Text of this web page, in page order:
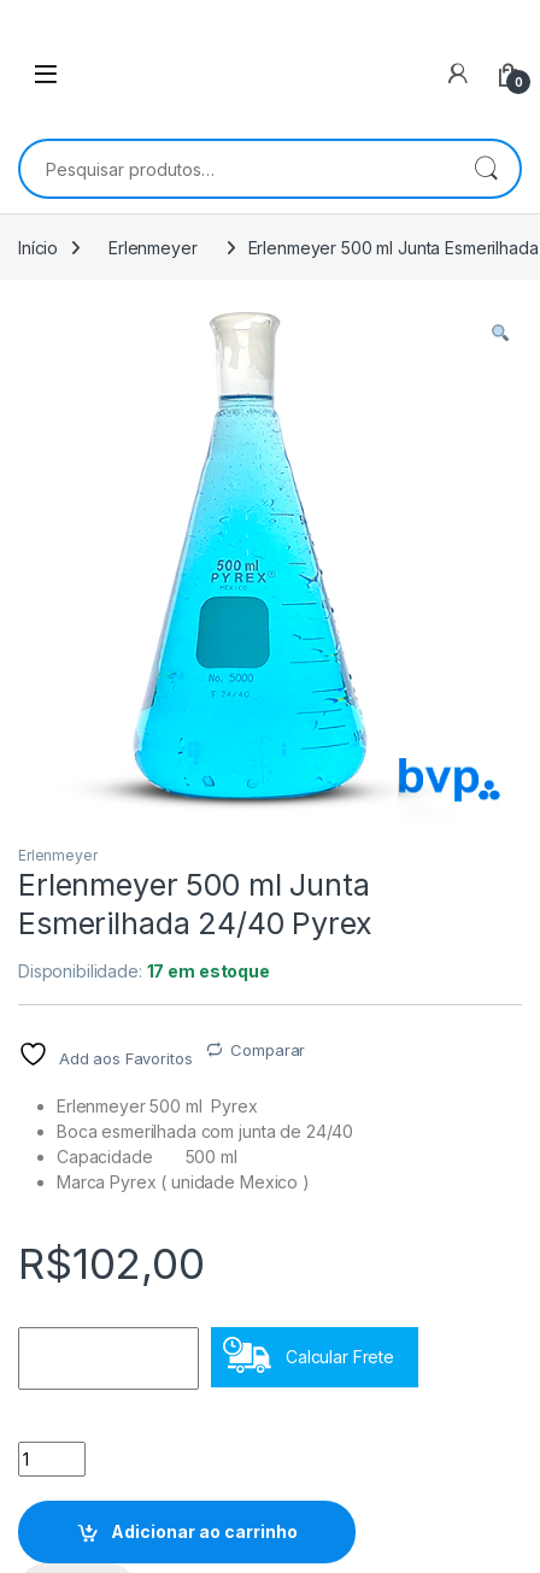
0
Pesquisar por:
Início Erlenmeyer Erlenmeyer 500 ml Junta
Erlenmeyer
Erlenmeyer 500 ml Junta
Esmerilhada 24/40 Pyrex
Disponibilidade: 17 em estoque
Add aos Favoritos Comparar
Erlenmeyer 500 ml Pyrex
Boca esmerilhada com junta de 24/40
Capacidade 500 ml
Marca Pyrex ( unidade Mexico )
R$102,00
Calcular Frete
Erlenmeyer 500 ml Junta Esmerilhada 24/40 Pyrex
Adicionar ao carrinho